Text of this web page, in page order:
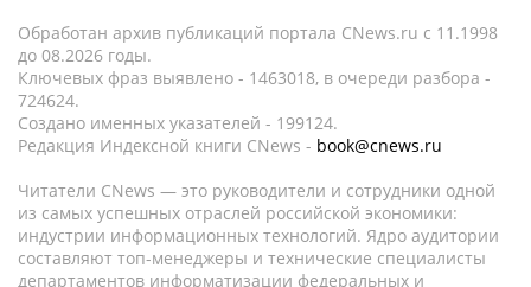
Обработан архив публикаций портала CNews.ru c 11.1998
до 08.2026 годы.
Ключевых фраз выявлено - 1463018, в очереди разбора -
724624.
Создано именных указателей - 199124.
Редакция Индексной книги CNews - book@cnews.ru
Читатели CNews — это руководители и сотрудники одной
из самых успешных отраслей российской экономики:
индустрии информационных технологий. Ядро аудитории
составляют топ-менеджеры и технические специалисты
департаментов информатизации федеральных и